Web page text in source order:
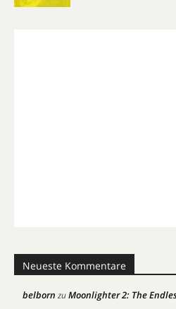
Neueste Kommentare
belborn zuMoonlighter 2: The